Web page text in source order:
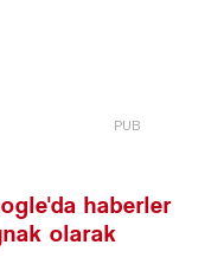
haberler
olarak